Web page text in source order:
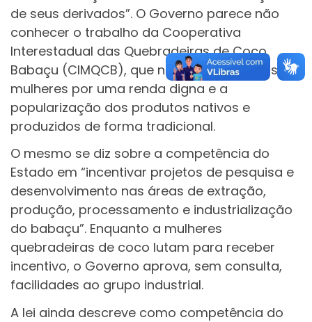
de seus derivados”. O Governo parece não
conhecer o trabalho da Cooperativa
Interestadual das Quebradeiras de Coco
Babaçu (CIMQCB), que nasceu da luta das
mulheres por uma renda digna e a
popularização dos produtos nativos e
produzidos de forma tradicional.
O mesmo se diz sobre a competência do
Estado em “incentivar projetos de pesquisa e
desenvolvimento nas áreas de extração,
produção, processamento e industrialização
do babaçu”. Enquanto a mulheres
quebradeiras de coco lutam para receber
incentivo, o Governo aprova, sem consulta,
facilidades ao grupo industrial.
A lei ainda descreve como competência do